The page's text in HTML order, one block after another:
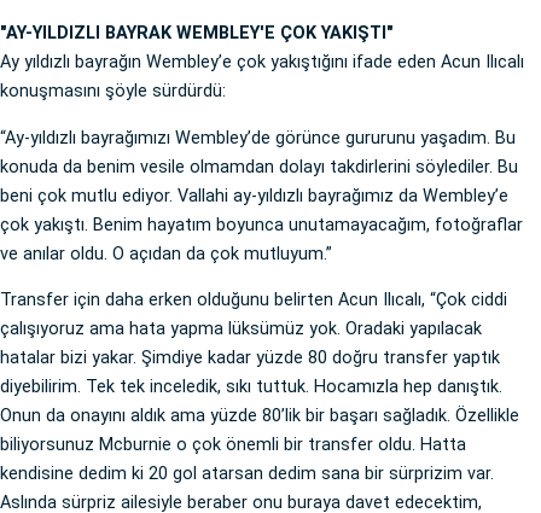
"AY-YILDIZLI BAYRAK WEMBLEY'E ÇOK YAKIŞTI"
Ay yıldızlı bayrağın Wembley’e çok yakıştığını ifade eden Acun Ilıcalı
konuşmasını şöyle sürdürdü:
“Ay-yıldızlı bayrağımızı Wembley’de görünce gururunu yaşadım. Bu
konuda da benim vesile olmamdan dolayı takdirlerini söylediler. Bu
beni çok mutlu ediyor. Vallahi ay-yıldızlı bayrağımız da Wembley’e
çok yakıştı. Benim hayatım boyunca unutamayacağım, fotoğraflar
ve anılar oldu. O açıdan da çok mutluyum.”
Transfer için daha erken olduğunu belirten Acun Ilıcalı, “Çok ciddi
çalışıyoruz ama hata yapma lüksümüz yok. Oradaki yapılacak
hatalar bizi yakar. Şimdiye kadar yüzde 80 doğru transfer yaptık
diyebilirim. Tek tek inceledik, sıkı tuttuk. Hocamızla hep danıştık.
Onun da onayını aldık ama yüzde 80’lik bir başarı sağladık. Özellikle
biliyorsunuz Mcburnie o çok önemli bir transfer oldu. Hatta
kendisine dedim ki 20 gol atarsan dedim sana bir sürprizim var.
Aslında sürpriz ailesiyle beraber onu buraya davet edecektim,